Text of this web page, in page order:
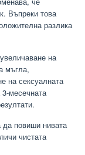
Въпреки това
разлика
на
мъгла,
на сексуалната
месечната
да повиши нивата
чистата